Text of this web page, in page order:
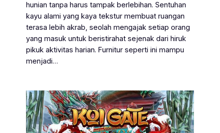
hunian tanpa harus tampak berlebihan. Sentuhan
kayu alami yang kaya tekstur membuat ruangan
terasa lebih akrab, seolah mengajak setiap orang
yang masuk untuk beristirahat sejenak dari hiruk
pikuk aktivitas harian. Furnitur seperti ini mampu
menjadi…